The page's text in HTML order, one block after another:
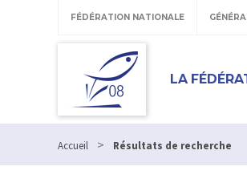
FÉDÉRATION NATIONALE
LA
Accueil > Résultats de recherche